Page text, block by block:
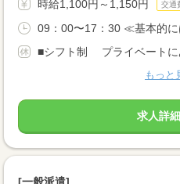
時給1,100円～1,150円 交通
09：00〜17：30 ≪基本的に
■シフト制 プライベートに
もっと
求人詳